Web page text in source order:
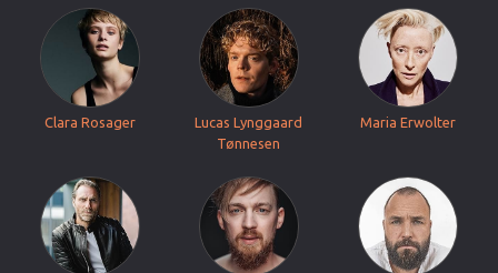
Clara Rosager
Lucas Lynggaard
Tønnesen
Maria Erwolter